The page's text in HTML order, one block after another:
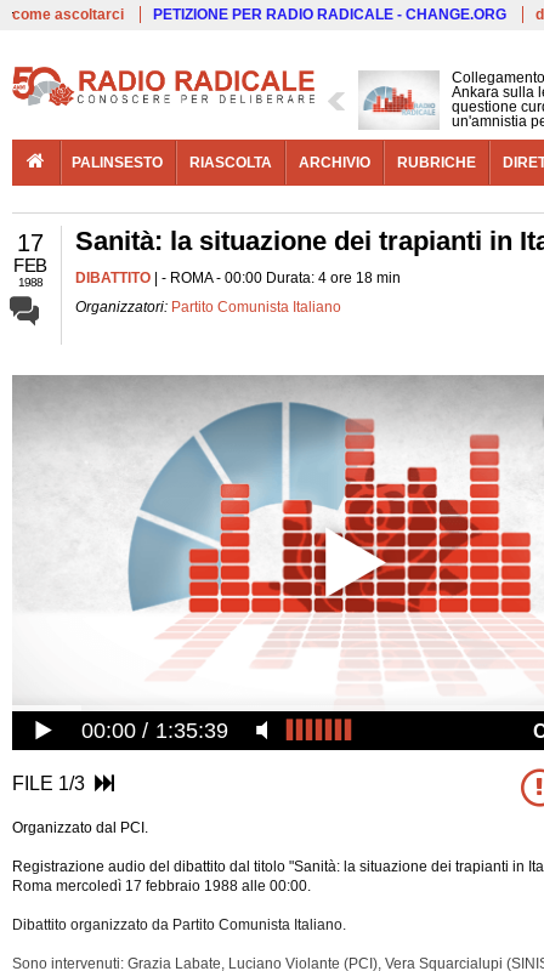
come ascoltarci PETIZIONE PER RADIO RADICALE - CHANGE.ORG
Ankara sulla
questione
un'amnistia
PALINSESTO RIASCOLTA ARCHIVIO RUBRICHE
17
FEB
1988
Sanità: la situazione dei trapianti in
DIBATTITO | - ROMA - 00:00 Durata: 4 ore 18 min
Organizzatori: Partito Comunista Italiano
00:00 1:35:39
FILE 1/3
Organizzato dal PCI.
Registrazione audio del dibattito dal titolo "Sanità: la situazione dei trapianti in
Roma mercoledì 17 febbraio 1988 alle 00:00.
Dibattito organizzato da Partito Comunista Italiano.
Sono intervenuti: Grazia Labate, Luciano Violante (PCI), Vera Squarcialupi